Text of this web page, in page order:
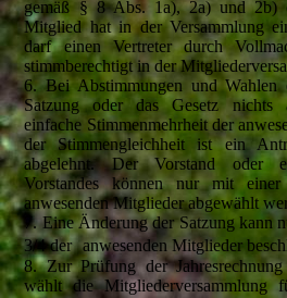
gemäß § 8 Abs. 1a), 2a) und 2b)
Mitglied hat in der Versammlung
darf einen Vertreter durch
stimmberechtigt in der
6. Bei Abstimmungen und Wahlen
Satzung oder das Gesetz nichts
einfache Stimmenmehrheit der
der Stimmengleichheit ist ein
abgelehnt. Der Vorstand oder
Vorstandes können nur mit
anwesenden Mitglieder abgewählt
7. Eine Änderung der Satzung kann
3/4 der anwesenden Mitglieder
8. Zur Prüfung der
wählt die